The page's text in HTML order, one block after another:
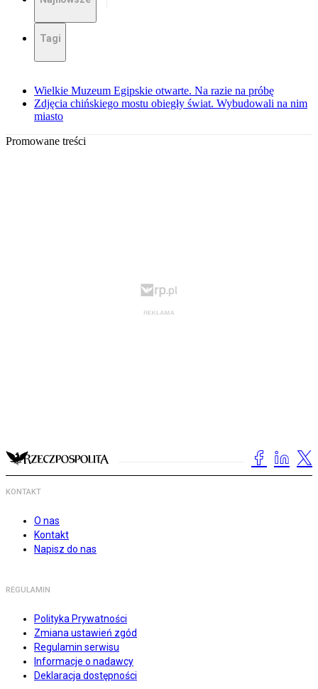
Tagi
Wielkie Muzeum Egipskie otwarte. Na razie na próbę
Zdjęcia chińskiego mostu obiegły świat. Wybudowali na nim
miasto
Promowane treści
KONTAKT
O nas
Kontakt
Napisz do nas
REGULAMIN
Polityka Prywatności
Zmiana ustawień zgód
Regulamin serwisu
Informacje o nadawcy
Deklaracja dostępności